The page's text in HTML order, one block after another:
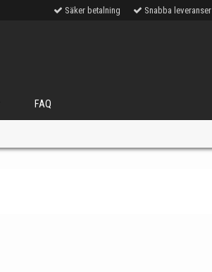
Säker betalning Snabba leveranser
FAQ